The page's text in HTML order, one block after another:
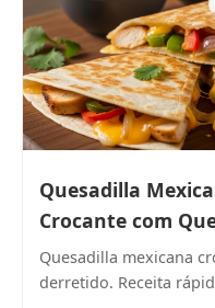
Quesadilla
Crocante com
Quesadilla mexicana
derretido. Receita